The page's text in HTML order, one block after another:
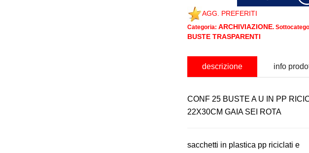
AGG. PREFERITI
Categoria: ARCHIVIAZIONE.
BUSTE TRASPARENTI
descrizione info
CONF 25 BUSTE A U IN PP
22X30CM GAIA SEI ROTA
sacchetti in plastica pp riciclati e